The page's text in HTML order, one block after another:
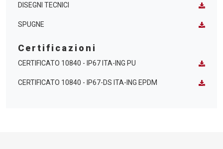
DISEGNI TECNICI
SPUGNE
Certificazioni
CERTIFICATO 10840 - IP67 ITA-ING PU
CERTIFICATO 10840 - IP67-DS ITA-ING EPDM